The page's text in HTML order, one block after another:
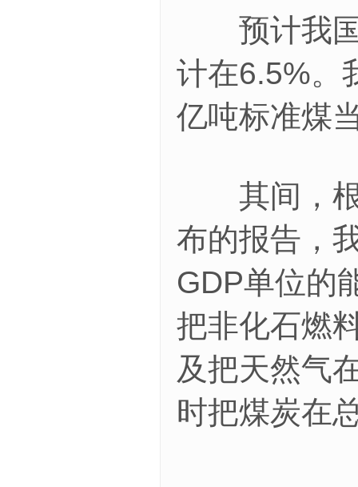
预计我国
计在6.5%。
亿吨标准煤
其间，根
布的报告，
GDP单位的
把非化石燃
及把天然气
时把煤炭在